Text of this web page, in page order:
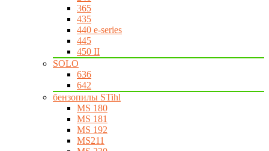
365
435
440 e-series
445
450 II
SOLO
636
642
бензопилы STihl
MS 180
MS 181
MS 192
MS211